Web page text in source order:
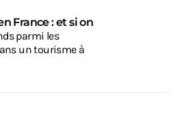
France : et si on
parmi les
un tourisme à